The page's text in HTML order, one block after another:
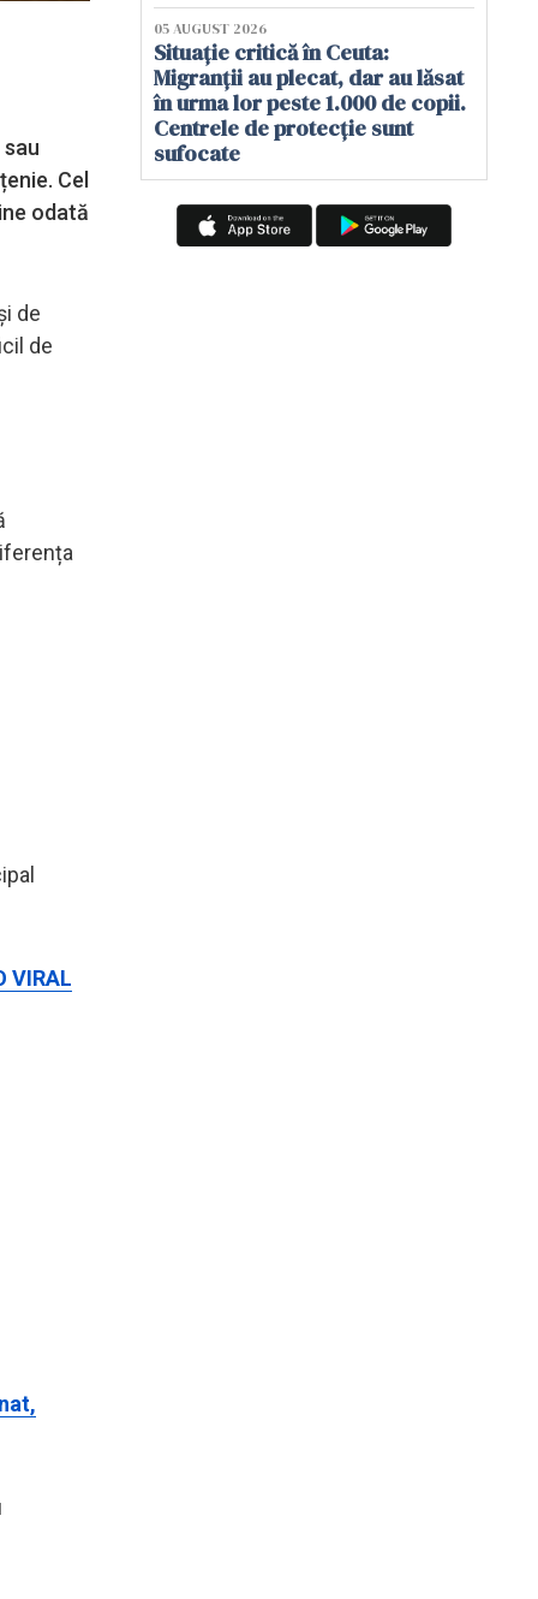
Cel
odată
de
de
VIRAL
05 AUGUST 2026
Situație critică în Ceuta:
Migranții au plecat, dar au lăsat
în urma lor peste 1.000 de copii.
Centrele de protecție sunt
sufocate